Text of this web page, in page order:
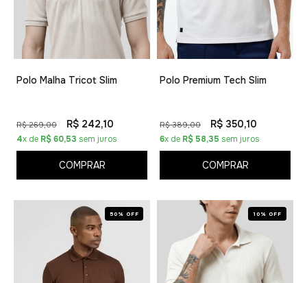
Polo Malha Tricot Slim
R$ 269,00 R$ 242,10
4x de R$ 60,53 sem juros
COMPRAR
Polo Premium Tech Slim
R$ 389,00 R$ 350,10
6x de R$ 58,35 sem juros
COMPRAR
50% OFF 10% OFF